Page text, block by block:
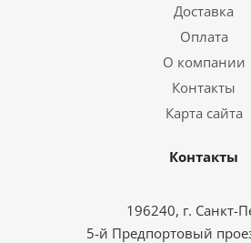
Доставка
Оплата
О компании
Контакты
Карта сайта
Контакты
196240, г. Санкт-
5-й Предпортовый